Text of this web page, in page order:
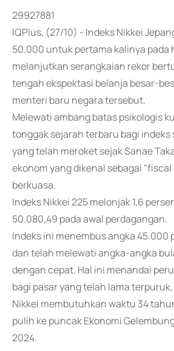
29927881
IQPlus, (27/10) - Indeks Nikkei
50.000 untuk pertama kalinya pada
melanjutkan serangkaian rekor
tengah ekspektasi belanja besar-
menteri baru negara tersebut.
Melewati ambang batas psikologis
tonggak sejarah terbaru bagi
yang telah meroket sejak Sanae
ekonom yang dikenal sebagai "fiscal
berkuasa.
Indeks Nikkei 225 melonjak 1,6
50.080,49 pada awal perdagangan.
Indeks ini menembus angka 45.000
dan telah melewati angka-angka
dengan cepat. Hal ini menandai
bagi pasar yang telah lama
Nikkei membutuhkan waktu 34
pulih ke puncak Ekonomi
2024.